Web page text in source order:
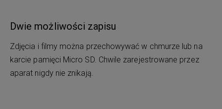
Dwie możliwości zapisu
Zdjęcia i filmy można przechowywać w chmurze lub na
karcie pamięci Micro SD. Chwile zarejestrowane przez
aparat nigdy nie znikają.